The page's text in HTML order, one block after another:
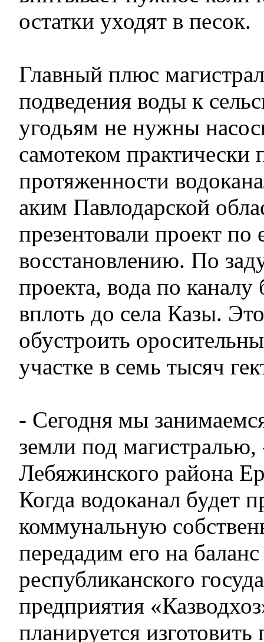
остатки уходят в песок.
Главный плюс
подведения воды к
угодьям не нужны
самотеком практически
протяженности
аким Павлодарской
презентовали проект по
восстановлению. По
проекта, вода по каналу
вплоть до села Казы.
обустроить
участке в семь тысяч
- Сегодня мы
земли под магистралью,
Лебяжинского района
Когда водоканал будет
коммунальную
передадим его на баланс
республиканского
предприятия
планируется изготовить